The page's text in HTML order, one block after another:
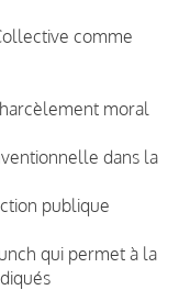
comme
moral
dans la
publique
qui permet à la